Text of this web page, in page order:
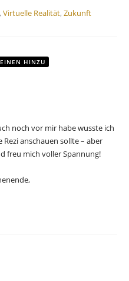
,Virtuelle Realität,Zukunft
HINZU
noch vor mir habe wusste ich
anschauen sollte – aber
freu mich voller Spannung!